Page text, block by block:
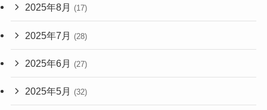
2025年8月 (17)
2025年7月 (28)
2025年6月 (27)
2025年5月 (32)